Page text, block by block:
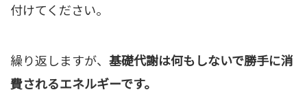
付けてください。
繰り返しますが、 基礎代謝は何もしないで勝手に消
費されるエネルギーです。